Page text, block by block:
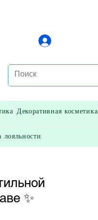
Декоративная косметика
✨